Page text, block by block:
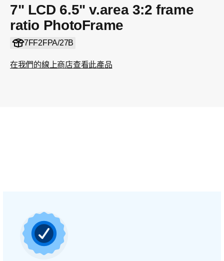
7" LCD 6.5" v.area 3:2 frame
ratio PhotoFrame
7FF2FPA/27B
在我們的線上商店查看此產品